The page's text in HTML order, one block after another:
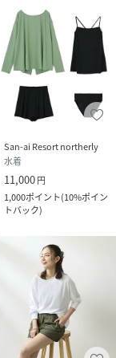
San-ai Resort northerly
水着
11,000円
1,000ポイント(10%ポイン
トバック)